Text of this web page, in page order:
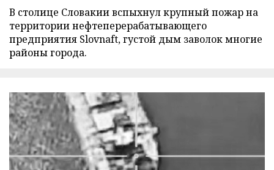
В столице Словакии вспыхнул крупный пожар на
территории нефтеперерабатывающего
предприятия Slovnaft, густой дым заволок многие
районы города.